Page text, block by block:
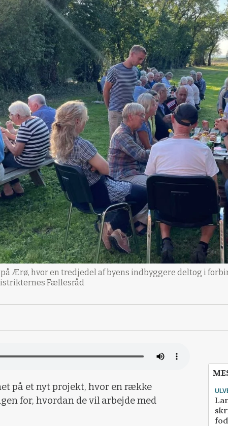
Ærø, hvor en tredjedel af byens indbyggere deltog i
Fællesråd
på et nyt projekt, hvor en række
for, hvordan de vil arbejde med